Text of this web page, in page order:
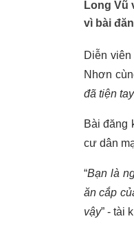
Long Vũ
vì bài
Diễn
Nhơn
đã tiện
Bài đăng
cư dân
“Bạn là
ăn cắp
vậy” - tài